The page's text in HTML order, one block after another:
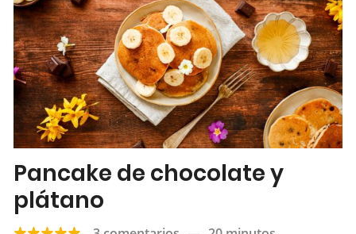
Pancake de chocolate y
plátano